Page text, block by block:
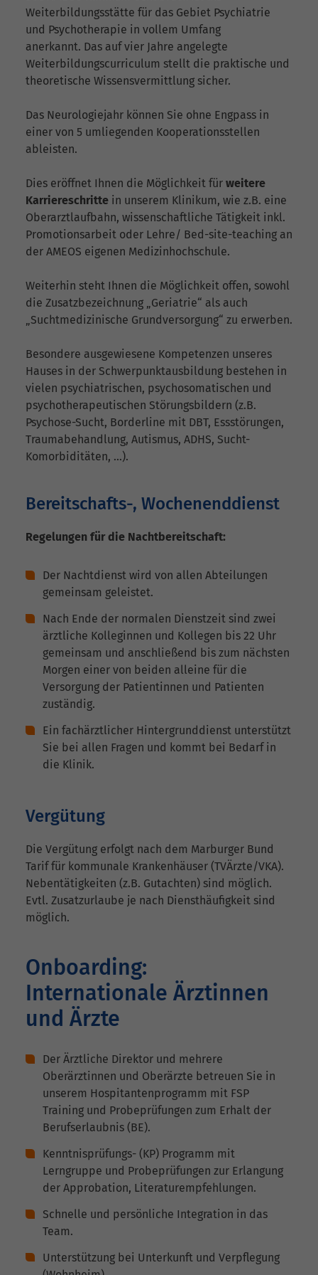
Weiterbildungsstätte für das Gebiet Psychiatrie
und Psychotherapie in vollem Umfang
anerkannt. Das auf vier Jahre angelegte
Weiterbildungscurriculum stellt die praktische und
theoretische Wissensvermittlung sicher.
Das Neurologiejahr können Sie ohne Engpass in
einer von 5 umliegenden Kooperationsstellen
ableisten.
Dies eröffnet Ihnen die Möglichkeit für weitere
Karriereschritte in unserem Klinikum, wie z.B. eine
Oberarztlaufbahn, wissenschaftliche Tätigkeit inkl.
Promotionsarbeit oder Lehre/ Bed-site-teaching an
der AMEOS eigenen Medizinhochschule.
Weiterhin steht Ihnen die Möglichkeit offen, sowohl
die Zusatzbezeichnung „Geriatrie“ als auch
„Suchtmedizinische Grundversorgung“ zu erwerben.
Besondere ausgewiesene Kompetenzen unseres
Hauses in der Schwerpunktausbildung bestehen in
vielen psychiatrischen, psychosomatischen und
psychotherapeutischen Störungsbildern (z.B.
Psychose-Sucht, Borderline mit DBT, Essstörungen,
Traumabehandlung, Autismus, ADHS, Sucht-
Komorbiditäten, …).
Bereitschafts-, Wochenenddienst
Regelungen für die Nachtbereitschaft:
Der Nachtdienst wird von allen Abteilungen
gemeinsam geleistet.
Nach Ende der normalen Dienstzeit sind zwei
ärztliche Kolleginnen und Kollegen bis 22 Uhr
gemeinsam und anschließend bis zum nächsten
Morgen einer von beiden alleine für die
Versorgung der Patientinnen und Patienten
zuständig.
Ein fachärztlicher Hintergrunddienst unterstützt
Sie bei allen Fragen und kommt bei Bedarf in
die Klinik.
Vergütung
Die Vergütung erfolgt nach dem Marburger Bund
Tarif für kommunale Krankenhäuser (TVÄrzte/VKA).
Nebentätigkeiten (z.B. Gutachten) sind möglich.
Evtl. Zusatzurlaube je nach Diensthäufigkeit sind
möglich.
Onboarding:
Internationale Ärztinnen
und Ärzte
Der Ärztliche Direktor und mehrere
Oberärztinnen und Oberärzte betreuen Sie in
unserem Hospitantenprogramm mit FSP
Training und Probeprüfungen zum Erhalt der
Berufserlaubnis (BE).
Kenntnisprüfungs- (KP) Programm mit
Lerngruppe und Probeprüfungen zur Erlangung
der Approbation, Literaturempfehlungen.
Schnelle und persönliche Integration in das
Team.
Unterstützung bei Unterkunft und Verpflegung